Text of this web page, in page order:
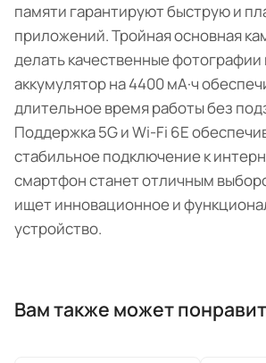
памяти гарантируют быструю и
приложений. Тройная основная
делать качественные фотографии
аккумулятор на 4400 мА·ч
длительное время работы без
Поддержка 5G и Wi-Fi 6E
стабильное подключение к
смартфон станет отличным
ищет инновационное и
устройство.
Вам также может